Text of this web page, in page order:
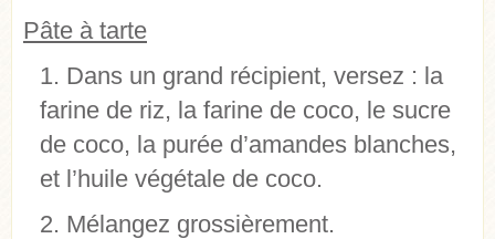
Pâte à tarte
Dans un grand récipient, versez : la
farine de riz, la farine de coco, le sucre
de coco, la purée d’amandes blanches,
et l’huile végétale de coco.
Mélangez grossièrement.